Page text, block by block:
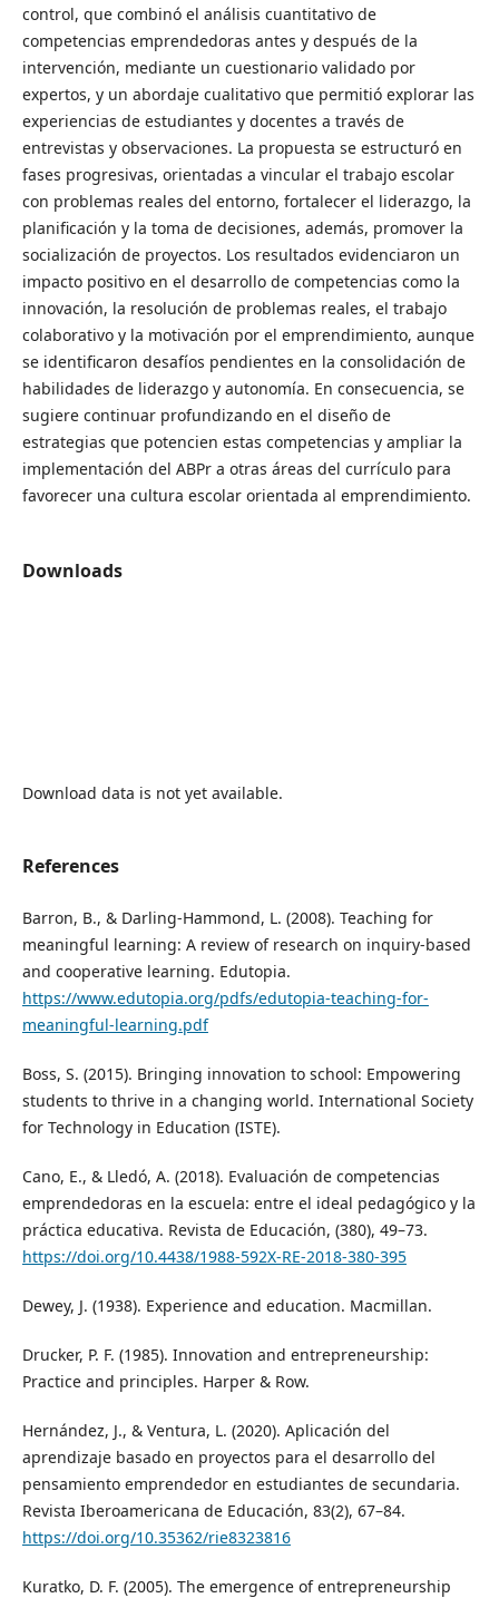
control, que combinó el análisis cuantitativo de
competencias emprendedoras antes y después de la
intervención, mediante un cuestionario validado por
expertos, y un abordaje cualitativo que permitió explorar las
experiencias de estudiantes y docentes a través de
entrevistas y observaciones. La propuesta se estructuró en
fases progresivas, orientadas a vincular el trabajo escolar
con problemas reales del entorno, fortalecer el liderazgo, la
planificación y la toma de decisiones, además, promover la
socialización de proyectos. Los resultados evidenciaron un
impacto positivo en el desarrollo de competencias como la
innovación, la resolución de problemas reales, el trabajo
colaborativo y la motivación por el emprendimiento, aunque
se identificaron desafíos pendientes en la consolidación de
habilidades de liderazgo y autonomía. En consecuencia, se
sugiere continuar profundizando en el diseño de
estrategias que potencien estas competencias y ampliar la
implementación del ABPr a otras áreas del currículo para
favorecer una cultura escolar orientada al emprendimiento.
Downloads
Download data is not yet available.
References
Barron, B., & Darling-Hammond, L. (2008). Teaching for
meaningful learning: A review of research on inquiry-based
and cooperative learning. Edutopia.
https://www.edutopia.org/pdfs/edutopia-teaching-for-
meaningful-learning.pdf
Boss, S. (2015). Bringing innovation to school: Empowering
students to thrive in a changing world. International Society
for Technology in Education (ISTE).
Cano, E., & Lledó, A. (2018). Evaluación de competencias
emprendedoras en la escuela: entre el ideal pedagógico y la
práctica educativa. Revista de Educación, (380), 49–73.
https://doi.org/10.4438/1988-592X-RE-2018-380-395
Dewey, J. (1938). Experience and education. Macmillan.
Drucker, P. F. (1985). Innovation and entrepreneurship:
Practice and principles. Harper & Row.
Hernández, J., & Ventura, L. (2020). Aplicación del
aprendizaje basado en proyectos para el desarrollo del
pensamiento emprendedor en estudiantes de secundaria.
Revista Iberoamericana de Educación, 83(2), 67–84.
https://doi.org/10.35362/rie8323816
Kuratko, D. F. (2005). The emergence of entrepreneurship